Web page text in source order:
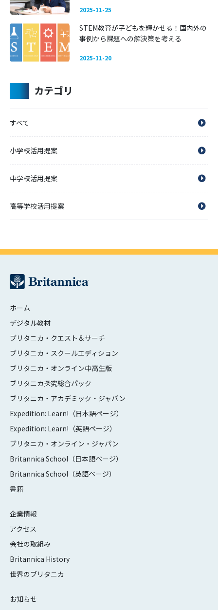
2025-11-25
STEM教育が子どもを輝かせる！国内外の
事例から課題への解決策を考える
2025-11-20
カテゴリ
すべて
小学校活用提案
中学校活用提案
高等学校活用提案
ホーム
デジタル教材
ブリタニカ・クエスト＆サーチ
ブリタニカ・スクールエディション
ブリタニカ・オンライン中高生版
ブリタニカ探究総合パック
ブリタニカ・アカデミック・ジャパン
Expedition: Learn!（日本語ページ）
Expedition: Learn!（英語ページ）
ブリタニカ・オンライン・ジャパン
Britannica School（日本語ページ）
Britannica School（英語ページ）
書籍
企業情報
アクセス
会社の取組み
Britannica History
世界のブリタニカ
お知らせ